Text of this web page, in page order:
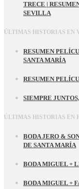
TRECE |
SEVILLA
ÚLTIMAS HISTORIAS EN
RESUMEN
SANTA MARÍA
RESUMEN
SIEMPRE
ÚLTIMAS HISTORIAS EN
BODA JERO &
DE SANTA MARÍA
BODA MIGUEL +
BODA MIGUEL +